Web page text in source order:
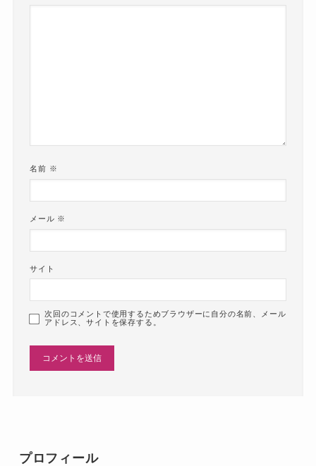
名前 ※
メール ※
サイト
次回のコメントで使用するためブラウザーに自分の名前、メール
アドレス、サイトを保存する。
プロフィール